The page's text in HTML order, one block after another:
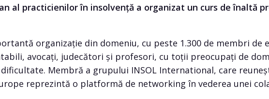
al practicienilor în insolvență a organizat un curs de înaltă
organizație din domeniu, cu peste 1.300 de membri de
avocați, judecători și profesori, cu toții preocupați de
Membră a grupului INSOL International, care
reprezintă o platformă de networking în vederea unei